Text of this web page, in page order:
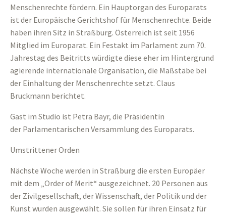
Menschenrechte fördern. Ein Hauptorgan des Europarats
ist der Europäische Gerichtshof für Menschenrechte. Beide
haben ihren Sitz in Straßburg. Österreich ist seit 1956
Mitglied im Europarat. Ein Festakt im Parlament zum 70.
Jahrestag des Beitritts würdigte diese eher im Hintergrund
agierende internationale Organisation, die Maßstäbe bei
der Einhaltung der Menschenrechte setzt. Claus
Bruckmann berichtet.
Gast im Studio ist Petra Bayr, die Präsidentin
der Parlamentarischen Versammlung des Europarats.
Umstrittener Orden
Nächste Woche werden in Straßburg die ersten Europäer
mit dem „Order of Merit“ ausgezeichnet. 20 Personen aus
der Zivilgesellschaft, der Wissenschaft, der Politik und der
Kunst wurden ausgewählt. Sie sollen für ihren Einsatz für